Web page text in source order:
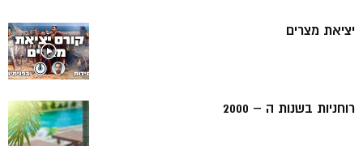
יציאת מצרים
רוחניות בשנות ה – 2000